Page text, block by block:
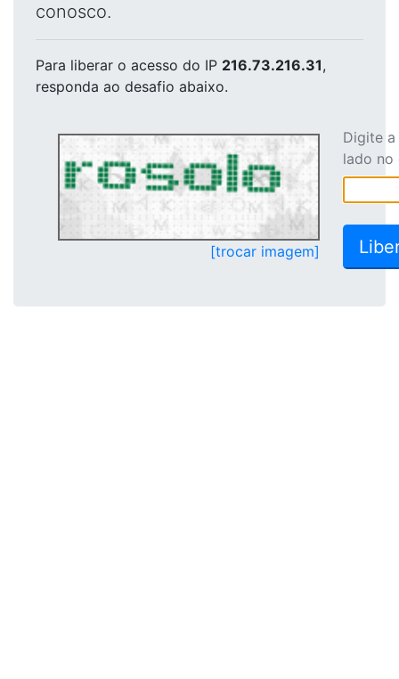
conosco.
Para liberar o acesso do IP 216.73.216.31,
responda ao desafio abaixo.
[trocar imagem]
Digite
lado no